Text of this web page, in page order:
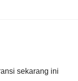
sekarang ini